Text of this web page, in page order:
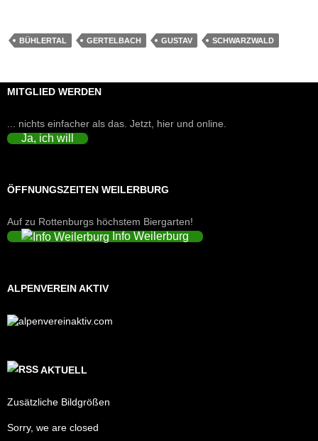
BÜHLERTAL GERTELBACH GUSTAV SCHWARZWALD
MITGLIED WERDEN
... nichts einfacher als das. Jetzt, hier und online.
Ja, ich will
ÖFFNUNGSZEITEN WEILERBURG
Auf zu Rottenburgs höchstem Biergarten!
Info Weilerburg
ALPENVEREIN AKTIV
AKTUELL
Zusätzliche Bildgrößen
Sorry, we are closed